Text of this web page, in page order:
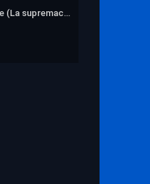
El mito de Bourne (La supremacía Bourne)